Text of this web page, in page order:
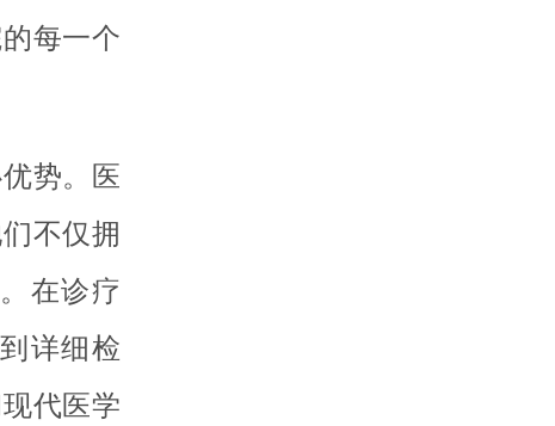
每一个
势。医
不仅拥
在诊疗
详细检
代医学